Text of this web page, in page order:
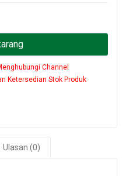
Channel
Ketersedian Stok Produk
Ulasan (0)